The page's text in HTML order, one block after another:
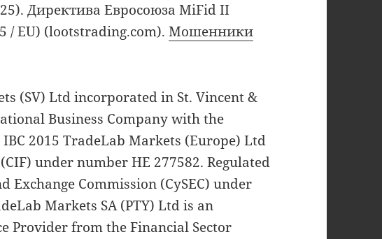
Директива Евросоюза MiFid II
/ EU) (lootstrading.com).Мошенники
(SV) Ltd incorporated in St. Vincent &
Business Company with the
2015 TradeLab Markets (Europe) Ltd
under number HE 277582. Regulated
Exchange Commission (CySEC) under
Markets SA (PTY) Ltd is an
Provider from the Financial Sector